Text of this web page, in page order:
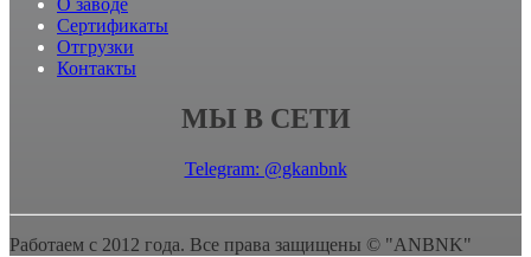
О заводе
Сертификаты
Отгрузки
Контакты
МЫ В СЕТИ
Telegram: @gkanbnk
Работаем с 2012 года. Все права защищены © "ANBNK"